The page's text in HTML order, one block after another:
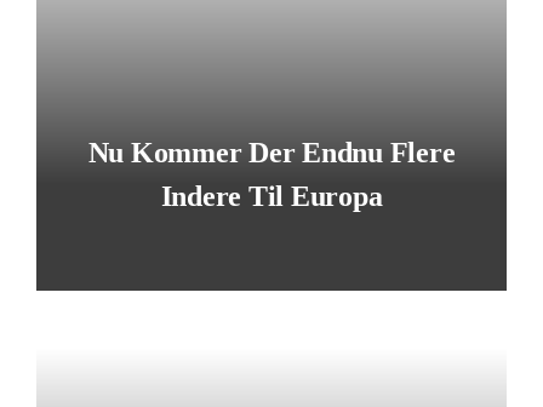
Nu Kommer Der Endnu Flere
Indere Til Europa